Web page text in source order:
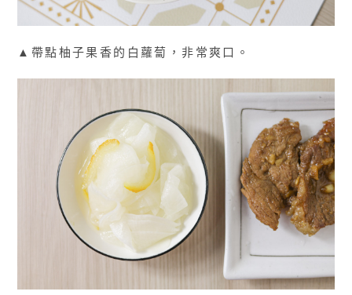
▲帶點柚子果香的白蘿蔔，非常爽口。